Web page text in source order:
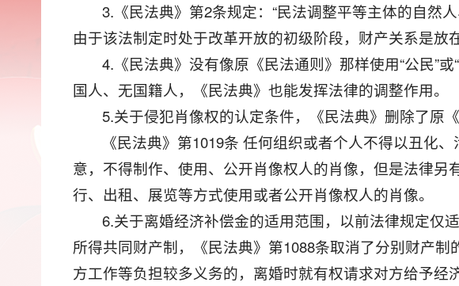
3.《民法典》第2条规定：“民法调整平等主体的自然
由于该法制定时处于改革开放的初级阶段，财产关系是放
4.《民法典》没有像原《民法通则》那样使用“公民”
国人、无国籍人，《民法典》也能发挥法律的调整作用。
5.关于侵犯肖像权的认定条件，《民法典》删除了原
《民法典》第1019条 任何组织或者个人不得以丑化
意，不得制作、使用、公开肖像权人的肖像，但是法律
行、出租、展览等方式使用或者公开肖像权人的肖像。
6.关于离婚经济补偿金的适用范围，以前法律规定仅
所得共同财产制，《民法典》第1088条取消了分别财产
方工作等负担较多义务的，离婚时就有权请求对方给予经